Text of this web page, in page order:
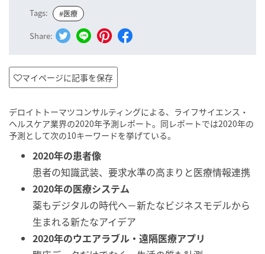
Tags:
#医療
Share:
マイページに記事を保存
デロイトトーマツコンサルティングによる、ライフサイエンス・
ヘルスケア業界の2020年予測レポート。同レポートでは2020年の
予測として次の10キーワードを挙げている。
2020年の患者像
患者の知識武装、要求水準の高まりと医療情報連携
2020年の医療システム
薬もデジタルの時代へ－新たなビジネスモデルから
生まれる新たなアイデア
2020年のウエアラブル・遠隔医療アプリ